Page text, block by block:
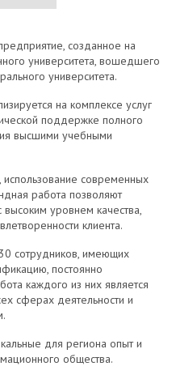
созданное на
университета, вошедшего
университета.
на комплексе услуг
поддержке полного
высшими учебными
использование современных
работа позволяют
уровнем качества,
клиента.
сотрудников, имеющих
постоянно
каждого из них является
сферах деятельности и
для региона опыт и
общества.